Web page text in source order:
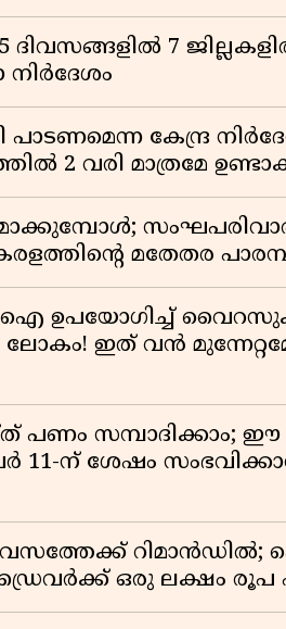
7
കേന്ദ്ര
2 വരി മാത്രമേ
മതേതര
എഐ ഉപയോഗിച്ച്
ഇത് വൻ
പണം സമ്പാദിക്കാം;
11-ന് ശേഷം
റിമാൻഡിൽ;
ഒരു ലക്ഷം രൂപ